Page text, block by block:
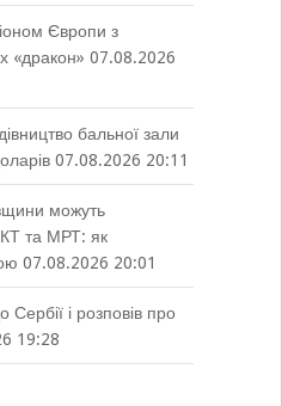
Європи з
«дракон» 07.08.2026
бальної зали
07.08.2026 20:11
можуть
та МРТ: як
07.08.2026 20:01
і розповів про
19:28